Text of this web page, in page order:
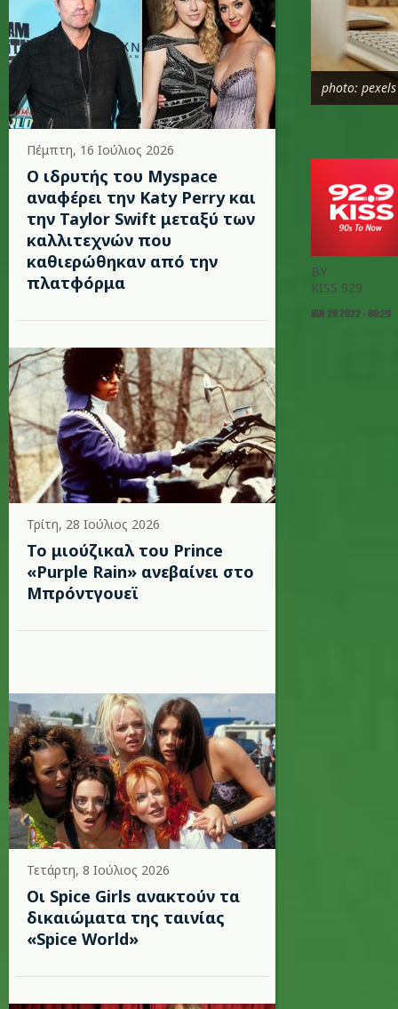
Πέμπτη, 16 Ιούλιος 2026
Ο ιδρυτής του Myspace
αναφέρει την Katy Perry και
την Taylor Swift μεταξύ των
καλλιτεχνών που
καθιερώθηκαν από την
πλατφόρμα
Τρίτη, 28 Ιούλιος 2026
Το μιούζικαλ του Prince
«Purple Rain» ανεβαίνει στο
Μπρόντγουεϊ
Τετάρτη, 8 Ιούλιος 2026
Οι Spice Girls ανακτούν τα
δικαιώματα της ταινίας
«Spice World»
photo: pexels
BY
KISS 929
ΙΑΝ 20 2022 - 08:29